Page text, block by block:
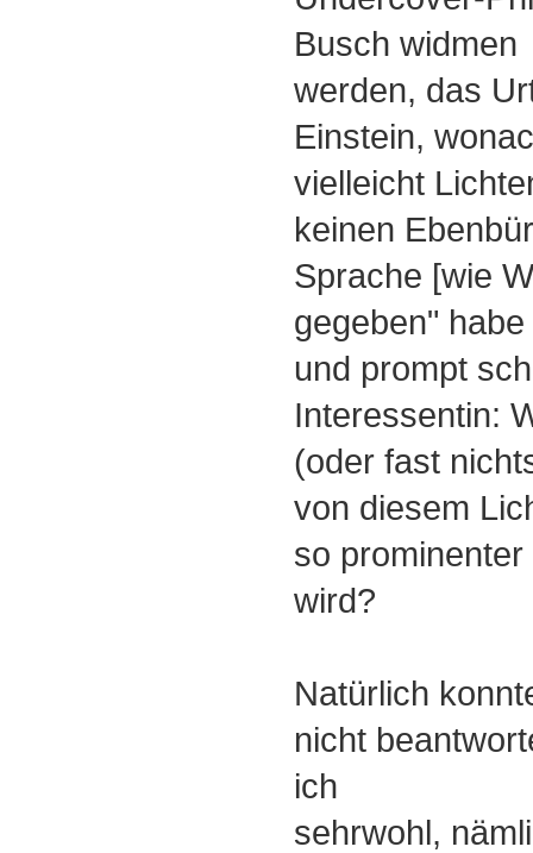
Busch widmen
werden, das
Einstein,
vielleicht
keinen
Sprache [wie
gegeben" habe
und prompt
Interessentin:
(oder fast
von diesem
so
wird?
Natürlich
nicht
ich
sehrwohl,